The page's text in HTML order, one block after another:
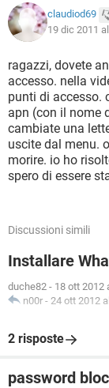
claudiod69
19 dic 2011
ragazzi, dovete
accesso. nella
punti di accesso.
apn (con il nome
cambiate una
uscite dal menu.
morire. io ho
spero di essere
Discussioni simili
Installare
duche82 - 18 ott 2012
n00r - 24 ott 2012
2 risposte
password